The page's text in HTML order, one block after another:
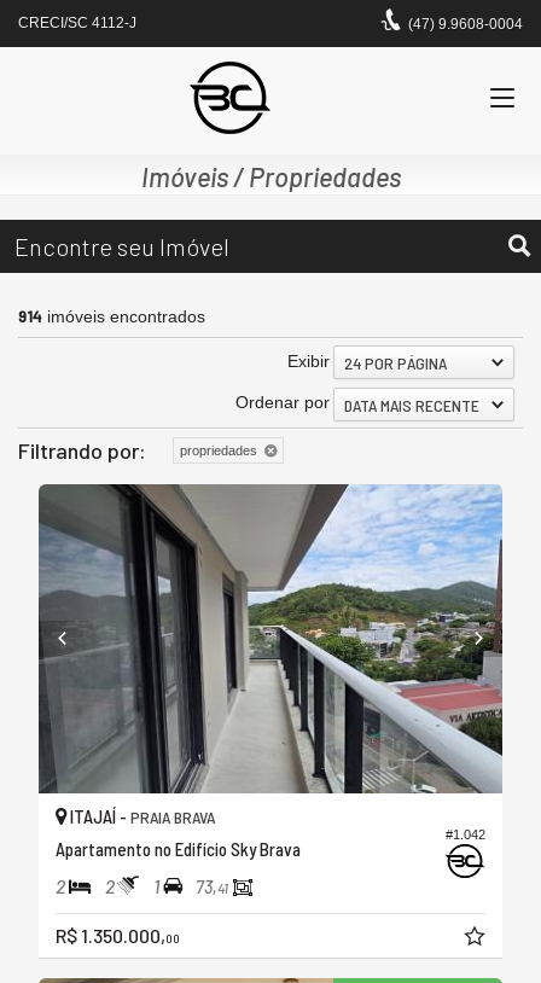
CRECI/SC 4112-J (47) 9.9608-0004
Imóveis / Propriedades
Encontre seu Imóvel
914 imóveis encontrados
Exibir 24 POR PÁGINA
Ordenar por DATA MAIS RECENTE
Filtrando por: propriedades
#1.042
ITAJAÍ - PRAIA BRAVA
Apartamento no Edifício Sky Brava
2 2 1 73,41
R$ 1.350.000,00